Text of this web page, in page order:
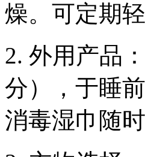
燥。可定期
2. 外用产品
分），于睡
消毒湿巾随时